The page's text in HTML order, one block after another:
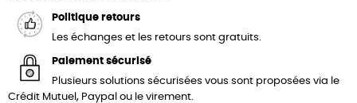
Politique retours
Les échanges et les retours sont gratuits.
Paiement sécurisé
Plusieurs solutions sécurisées vous sont proposées via le
Crédit Mutuel, Paypal ou le virement.